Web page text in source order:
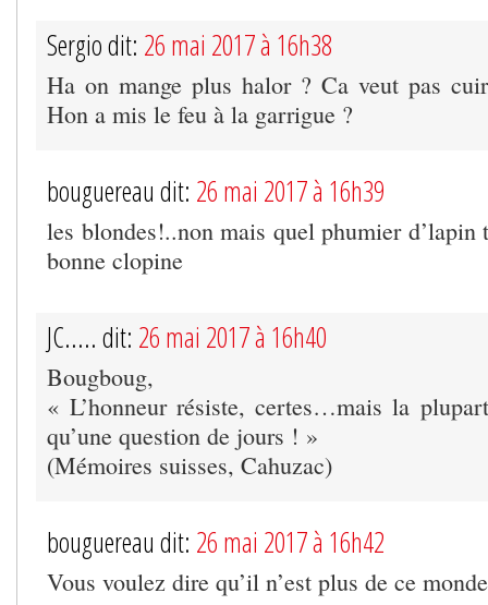
Sergio dit: 26 mai 2017 à 16h38
Ha on mange plus halor ? Ca veut pas
Hon a mis le feu à la garrigue ?
bouguereau dit: 26 mai 2017 à 16h39
les blondes!..non mais quel phumier d’lapin
bonne clopine
JC..... dit: 26 mai 2017 à 16h40
Bougboug,
« L’honneur résiste, certes…mais la
qu’une question de jours ! »
(Mémoires suisses, Cahuzac)
bouguereau dit: 26 mai 2017 à 16h42
Vous voulez dire qu’il n’est plus de ce